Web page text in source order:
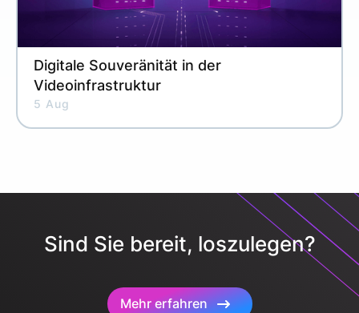
Digitale Souveränität in der
Videoinfrastruktur
5 Aug
Sind Sie bereit, loszulegen?
Mehr erfahren